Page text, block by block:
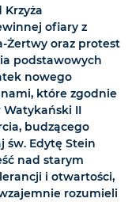
Krzyża
ofiary z
Żertwy oraz protest
podstawowych
nowego
które zgodnie
Watykański II
budzącego
św. Edytę Stein
nad starym
i otwartości,
rozumieli